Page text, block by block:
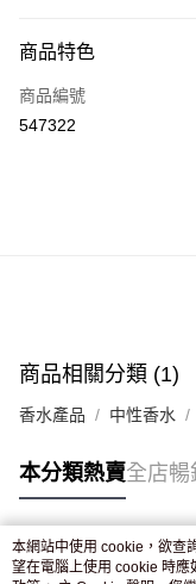
信用卡
Apple Pay
付款後門市自取，訂單
商品特色
商品編號
547322
商品相關分類 (1)
香水產品 中性香水
本分類熱賣全店暢
熱門標籤
本網站中使用 cookie，欲查
望在電腦上使用 cookie 時應